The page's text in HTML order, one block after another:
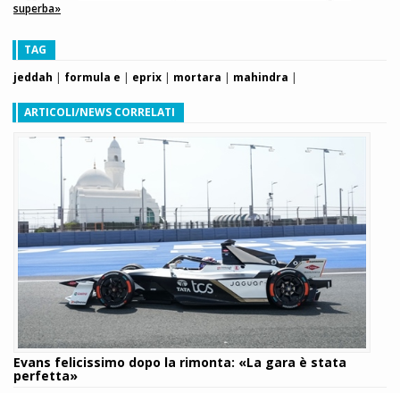
superba»
TAG
jeddah | formula e | eprix | mortara | mahindra |
ARTICOLI/NEWS CORRELATI
Evans felicissimo dopo la rimonta: «La gara è stata
perfetta»